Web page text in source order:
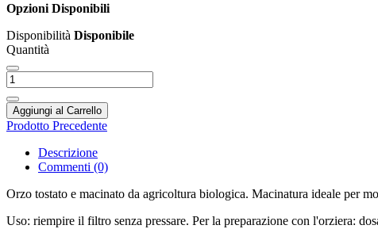
Opzioni Disponibili
Disponibilità Disponibile
Quantità
Aggiungi al Carrello
Prodotto Precedente
Descrizione
Commenti (0)
Orzo tostato e macinato da agricoltura biologica. Macinatura ideale per
Uso: riempire il filtro senza pressare. Per la preparazione con l'orziera: